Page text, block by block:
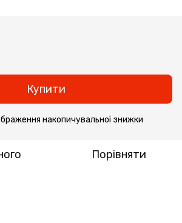
Купити
накопичувальної знижки
Порівняти